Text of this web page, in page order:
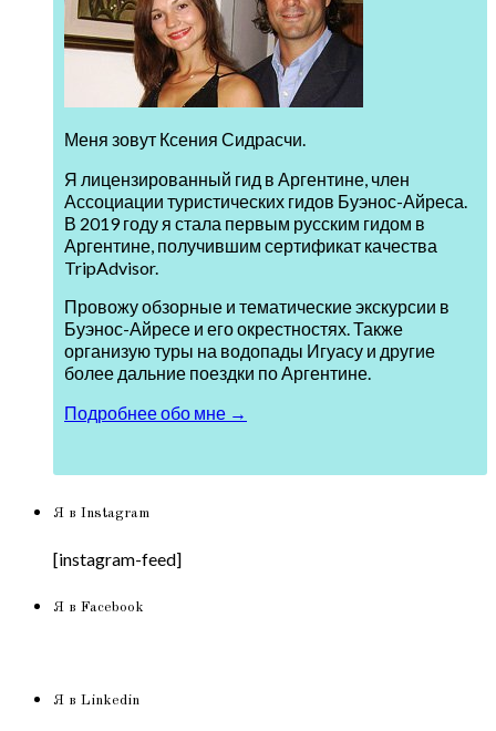
Меня зовут Ксения Сидрасчи.
Я лицензированный гид в Аргентине, член
Ассоциации туристических гидов Буэнос-Айреса.
В 2019 году я стала первым русским гидом в
Аргентине, получившим сертификат качества
TripAdvisor.
Провожу обзорные и тематические экскурсии в
Буэнос-Айресе и его окрестностях. Также
организую туры на водопады Игуасу и другие
более дальние поездки по Аргентине.
Подробнее обо мне →
Я в Instagram
[instagram-feed]
Я в Facebook
Я в Linkedin